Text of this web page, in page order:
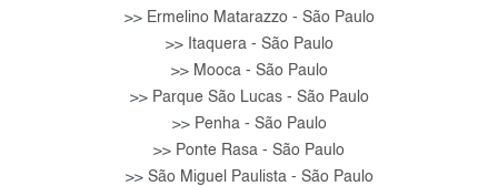
>> Ermelino Matarazzo - São Paulo
>> Itaquera - São Paulo
>> Mooca - São Paulo
>> Parque São Lucas - São Paulo
>> Penha - São Paulo
>> Ponte Rasa - São Paulo
>> São Miguel Paulista - São Paulo